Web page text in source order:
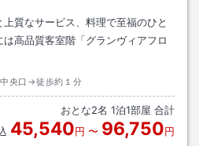
上質なサービス、料理で至福のひと
高品質客室階「グランヴィアフロ
中央口→徒歩約１分
おとな2名 1泊1部屋 合計
45,540円 〜 96,750円